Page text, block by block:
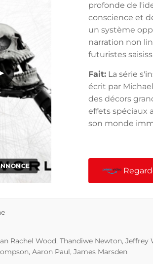
profonde de
conscience et
un système
narration non
futuristes
Fait: La série
écrit par
des décors
effets spéciaux
son monde
Rachel Wood, Thandiwe Newton, Jeffrey
Aaron Paul, James Marsden